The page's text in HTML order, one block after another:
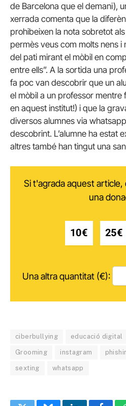
de Barcelona que el demani),
xerrada comenta que la
prohibeixen la nota sobretot als
permès veus com molts nens i
del pati mirant el mòbil en
entre ells”. A la sortida una
fa poc van descobrir que un
el mòbil a un professor mentre
en aquest institut!) i que la
diversos alumnes via
descobrint. L’alumne ha estat
altres també han tingut una
Si t'agrada aquest
una
10€ 25€
Una altra quantitat (€):
ciberbullying educació digital
Grooming instagram
sexting whatsapp